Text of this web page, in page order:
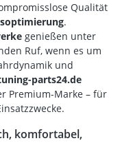
Qualität
.
genießen unter
Ruf, wenn es um
und
parts24.de
Premium-Marke – für
komfortabel,